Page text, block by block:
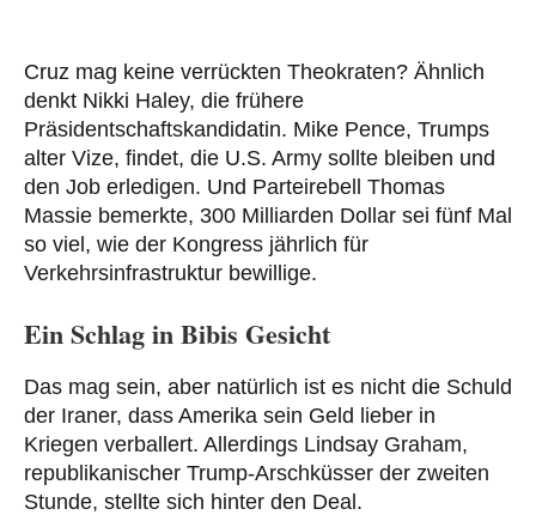
Cruz mag keine verrückten Theokraten? Ähnlich
denkt Nikki Haley, die frühere
Präsidentschaftskandidatin. Mike Pence, Trumps
alter Vize, findet, die U.S. Army sollte bleiben und
den Job erledigen. Und Parteirebell Thomas
Massie bemerkte, 300 Milliarden Dollar sei fünf Mal
so viel, wie der Kongress jährlich für
Verkehrsinfrastruktur bewillige.
Ein Schlag in Bibis Gesicht
Das mag sein, aber natürlich ist es nicht die Schuld
der Iraner, dass Amerika sein Geld lieber in
Kriegen verballert. Allerdings Lindsay Graham,
republikanischer Trump-Arschküsser der zweiten
Stunde, stellte sich hinter den Deal.